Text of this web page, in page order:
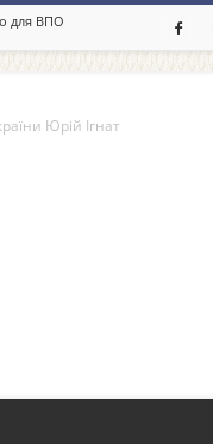
для ВПО
Юрій Ігнат